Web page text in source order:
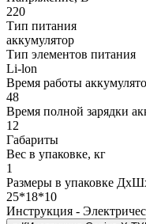
220
Тип питания
аккумулятор
Тип элементов питания
Li-lon
Время работы
48
Время полной зарядки
12
Габариты
Вес в упаковке, кг
1
Размеры в упаковке
25*18*10
Инструкция -